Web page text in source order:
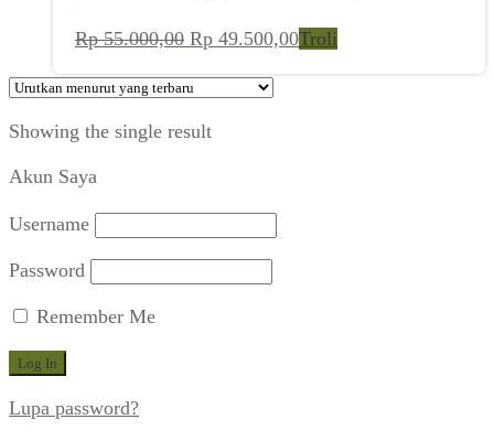
Rp55.000,00 Harga
adalah:
Rp 49.500,00Harga
Troli
Showing the single result
Akun Saya
Username
Password
Remember Me
Lupa password?